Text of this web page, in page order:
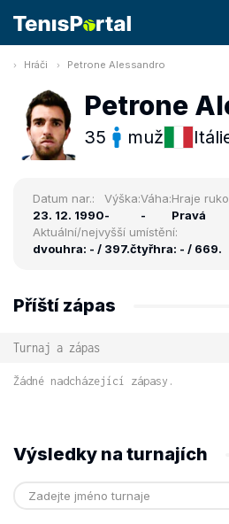
Hráči Petrone Alessandro
Petrone
35 muž
Datum nar.:
23. 12. 1990
Výška:
-
Váha:
-
Hraje
Pravá
Aktuální/nejvyšší umístění:
dvouhra: - / 397.čtyřhra: - / 669.
Příští zápas
Turnaj a zápas
Žádné nadcházející zápasy.
Výsledky na turnajích